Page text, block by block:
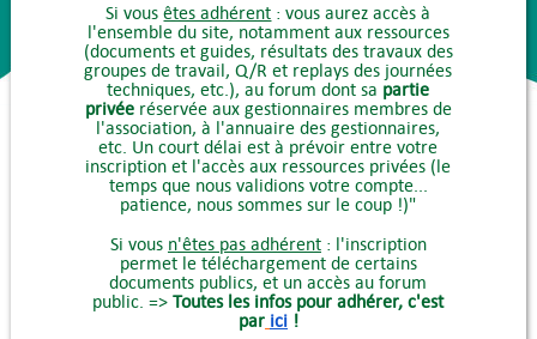
Si vousêtes adhérent : vous aurez accès à
l'ensemble du site, notamment aux ressources
(documents et guides, résultats des travaux des
groupes de travail, Q/R et replays des journées
techniques, etc.), au forum dont sa partie
privéeréservée aux gestionnaires membres de
l'association, à l'annuaire des gestionnaires,
etc. Un court délai est à prévoir entre votre
inscription et l'accès aux ressources privées (le
temps que nous validions votre compte...
patience, nous sommes sur le coup !)"
Si vous n'êtes pas adhérent: l'inscription
permet le téléchargement de certains
documents publics, et un accès au forum
public. =>Toutes les infos pour adhérer, c'est
par ici !